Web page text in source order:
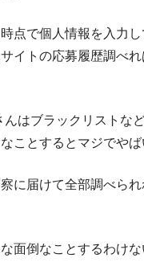
点で個人情報を入力
イトの応募履歴調べれ
んはブラックリストな
ことするとマジでや
に届けて全部調べら
な面倒なことするわけ